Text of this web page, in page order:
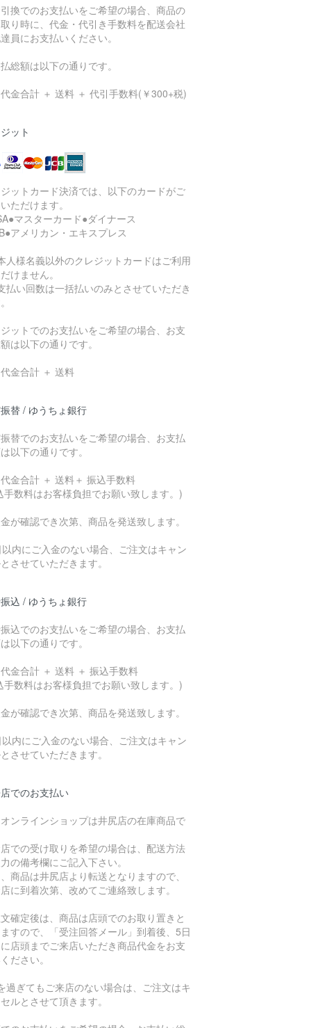
換でのお支払いをご希望の場合、商品の
り時に、代金・代引き手数料を配送会社
員にお支払いください。
総額は以下の通りです。
金合計 ＋ 送料 ＋ 代引手数料(￥300+税)
ット
ットカード決済では、以下のカードがご
ただけます。
マスターカード●ダイナース
アメリカン・エキスプレス
人様名義以外のクレジットカードはご利用
けません。
払い回数は一括払いのみとさせていただき
ットでのお支払いをご希望の場合、お支
は以下の通りです。
金合計 ＋ 送料
替 / ゆうちょ銀行
替でのお支払いをご希望の場合、お支払
以下の通りです。
金合計 ＋ 送料＋ 振込手数料
手数料はお客様負担でお願い致します。)
が確認でき次第、商品を発送致します。
内にご入金のない場合、ご注文はキャン
させていただきます。
込 / ゆうちょ銀行
込でのお支払いをご希望の場合、お支払
以下の通りです。
金合計 ＋ 送料 ＋ 振込手数料
手数料はお客様負担でお願い致します。)
が確認でき次第、商品を発送致します。
内にご入金のない場合、ご注文はキャン
させていただきます。
でのお支払い
ンラインショップは井尻店の在庫商品で
での受け取りを希望の場合は、配送方法
の備考欄にご記入下さい。
商品は井尻店より転送となりますので、
に到着次第、改めてご連絡致します。
確定後は、商品は店頭でのお取り置きと
すので、「受注回答メール」到着後、5日
店頭までご来店いただき商品代金をお支
ださい。
過ぎてもご来店のない場合は、ご注文はキ
ルとさせて頂きます。